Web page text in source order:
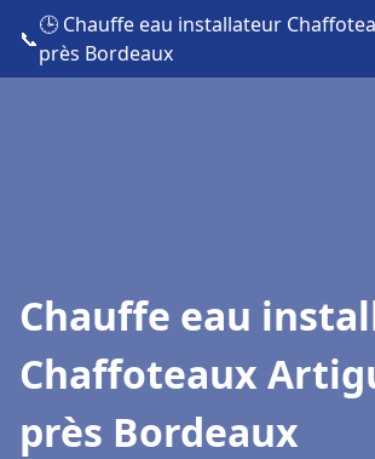
📞
🕒 Chauffe eau installateur
près Bordeaux
Chauffe eau
Chaffoteaux
près Bordeaux